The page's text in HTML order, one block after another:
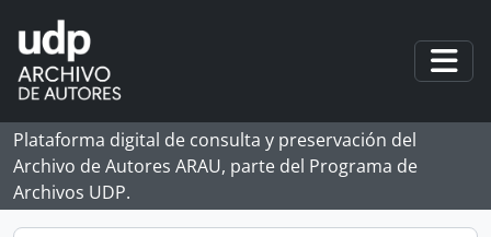
Skip to main content
Plataforma digital de consulta y preservación del
Archivo de Autores ARAU, parte del Programa de
Archivos UDP.